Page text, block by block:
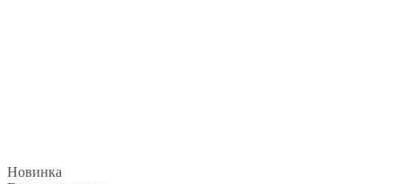
Новинка